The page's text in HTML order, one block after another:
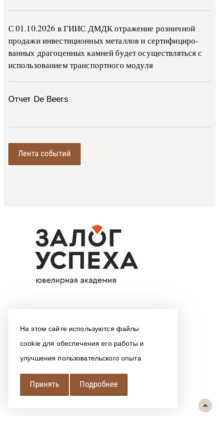
На этом сайте используются файлы
cookie для обеспечения его работы и
улучшения пользовательского опыта
Принять Подробнее
С 01.10.2026 в ГИИС ДМДК от­ра­же­ние роз­ни­ч­ной
про­да­жи ин­ве­сти­ци­он­ных ме­тал­лов и сер­ти­фи­ци­ро­
ван­ных дра­го­цен­ных ка­м­ней бу­дет осу­ще­ств­лять­ся с
ис­поль­зо­ва­ни­ем тран­с­пор­т­но­го мо­ду­ля
Отчет De Beers
Лента событий